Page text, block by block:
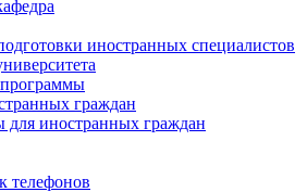
иностранных специалистов
граждан
иностранных граждан
телефонов